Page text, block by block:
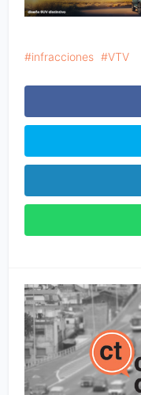
infracciones VTV